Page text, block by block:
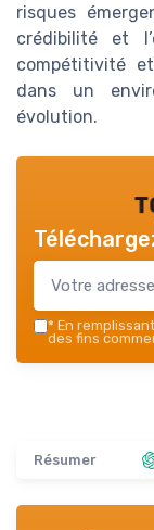
risques
crédibilité et
compétitivité
dans un
évolution.
* En
des fins
Résumer